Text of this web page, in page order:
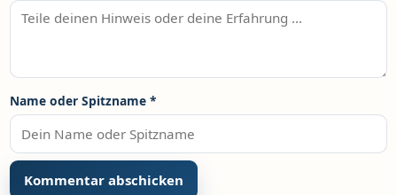
Name oder Spitzname *